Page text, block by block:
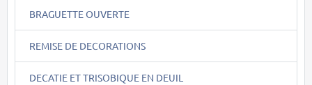
BRAGUETTE OUVERTE
REMISE DE DECORATIONS
DECATIE ET TRISOBIQUE EN DEUIL